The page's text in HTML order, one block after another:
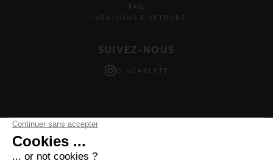
FAQ
LIVRAISONS & RETOURS
SUIVEZ-NOUS
O'SCARLETT